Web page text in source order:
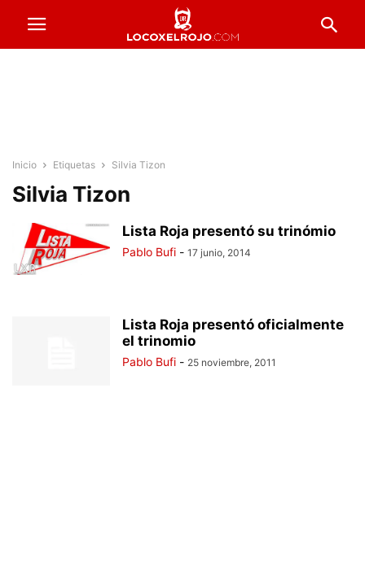
Inicio Etiquetas Silvia Tizon
Silvia Tizon
Lista Roja presentó su trinómio
Pablo Bufi - 17 junio, 2014
Lista Roja presentó oficialmente
el trinomio
Pablo Bufi - 25 noviembre, 2011